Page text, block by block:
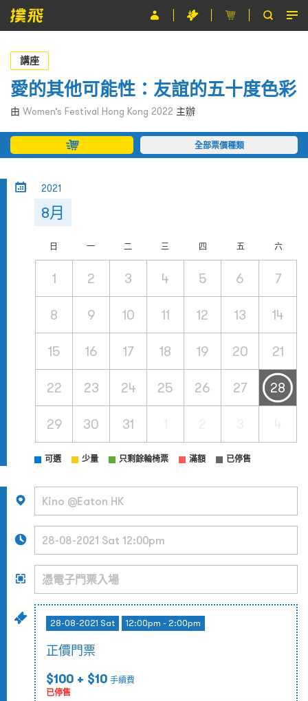
節目
主辦單位
關於撲飛
條款及細則
講座
愛的其他可能性：友誼的五十度色彩
由 Women’s Festival Hong Kong 2022 主辦
全部票價種類
2021
8月
日 一 二 三 四 五 六
1 2 3 4 5 6 7
8 9 10 11 12 13 14
15 16 17 18 19 20 21
22 23 24 25 26 27 28
29 30 31
可選 少量 只剩餘輪椅票 滿額 已停售
28-08-2021 Sat 12:00pm - 2:00pm
正價門票
$100 + $10 手續費
已停售